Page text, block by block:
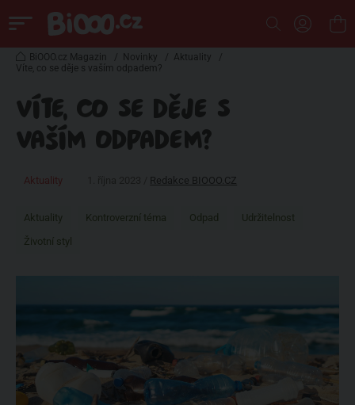
BiOOO.cz Magazin / Novinky / Aktuality
/
Víte, co se děje s vaším odpadem?
VÍTE, CO SE DĚJE S
VAŠÍM ODPADEM?
Aktuality Redakce BIOOO.CZ
Aktuality Kontroverzní téma Odpad
Udržitelnost
Životní styl